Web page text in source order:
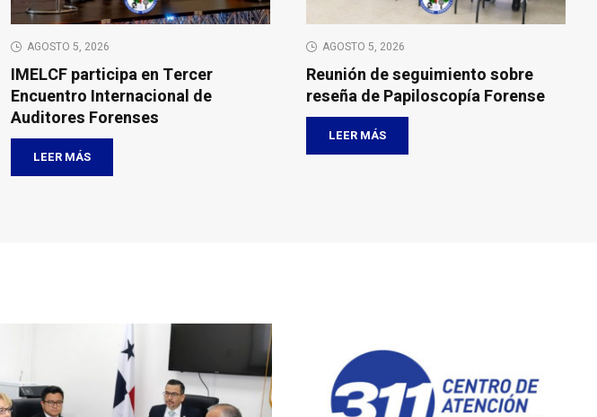
AGOSTO 5, 2026
IMELCF participa en Tercer
Encuentro Internacional de
Auditores Forenses
LEER MÁS
AGOSTO 5, 2026
Reunión de seguimiento sobre
reseña de Papiloscopía Forense
LEER MÁS